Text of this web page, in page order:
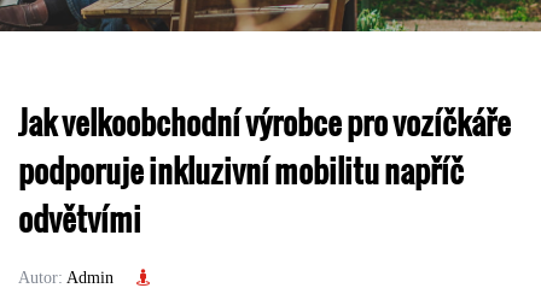
Jak velkoobchodní výrobce pro vozíčkáře
podporuje inkluzivní mobilitu napříč
odvětvími
Autor: Admin